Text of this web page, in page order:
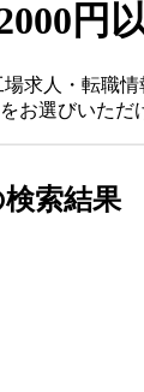
円
求人・転職
お選びいただ
索結果